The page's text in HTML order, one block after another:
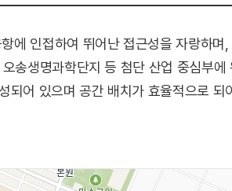
에 인접하여 뛰어난 접근성을 자랑하
송생명과학단지 등 첨단 산업 중심부
되어 있으며 공간 배치가 효율적으로 되